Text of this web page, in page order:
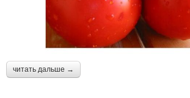
читать дальше →